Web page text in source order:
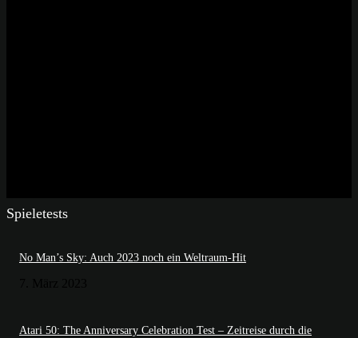
Spieletests
No Man’s Sky: Auch 2023 noch ein Weltraum-Hit
Atari 50: The Anniversary Celebration Test – Zeitreise durch die